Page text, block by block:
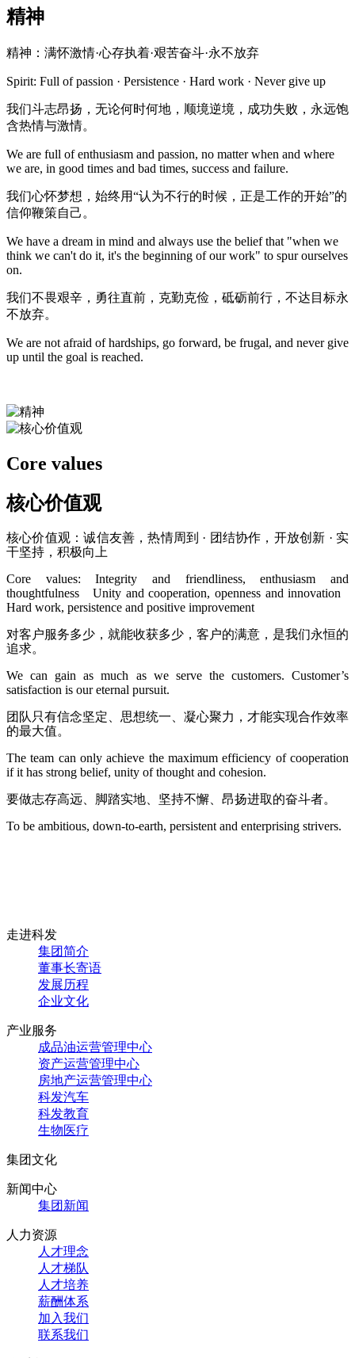
精神
精神：满怀激情·心存执着·艰苦奋斗·永不放弃
Spirit: Full of passion · Persistence · Hard work · Never give up
我们斗志昂扬，无论何时何地，顺境逆境，成功失败，永远饱
含热情与激情。
We are full of enthusiasm and passion, no matter when and where
we are, in good times and bad times, success and failure.
我们心怀梦想，始终用“认为不行的时候，正是工作的开始”的
信仰鞭策自己。
We have a dream in mind and always use the belief that "when we
think we can't do it, it's the beginning of our work" to spur ourselves
on.
我们不畏艰辛，勇往直前，克勤克俭，砥砺前行，不达目标永
不放弃。
We are not afraid of hardships, go forward, be frugal, and never give
up until the goal is reached.
Core values
核心价值观
核心价值观：诚信友善，热情周到 · 团结协作，开放创新 · 实
干坚持，积极向上
Core values: Integrity and friendliness, enthusiasm and
thoughtfulness Unity and cooperation, openness and innovation
Hard work, persistence and positive improvement
对客户服务多少，就能收获多少，客户的满意，是我们永恒的
追求。
We can gain as much as we serve the customers. Customer’s
satisfaction is our eternal pursuit.
团队只有信念坚定、思想统一、凝心聚力，才能实现合作效率
的最大值。
The team can only achieve the maximum efficiency of cooperation
if it has strong belief, unity of thought and cohesion.
要做志存高远、脚踏实地、坚持不懈、昂扬进取的奋斗者。
To be ambitious, down-to-earth, persistent and enterprising strivers.
走进科发
集团简介
董事长寄语
发展历程
企业文化
产业服务
成品油运营管理中心
资产运营管理中心
房地产运营管理中心
科发汽车
科发教育
生物医疗
集团文化
新闻中心
集团新闻
人力资源
人才理念
人才梯队
人才培养
薪酬体系
加入我们
联系我们